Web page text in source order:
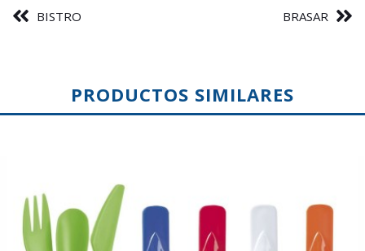
BISTRO BRASAR
PRODUCTOS SIMILARES